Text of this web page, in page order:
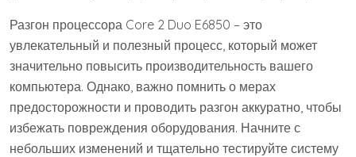
Разгон процессора Core 2 Duo E6850 – это
увлекательный и полезный процесс, который может
значительно повысить производительность вашего
компьютера. Однако, важно помнить о мерах
предосторожности и проводить разгон аккуратно, чтобы
избежать повреждения оборудования. Начните с
небольших изменений и тщательно тестируйте систему